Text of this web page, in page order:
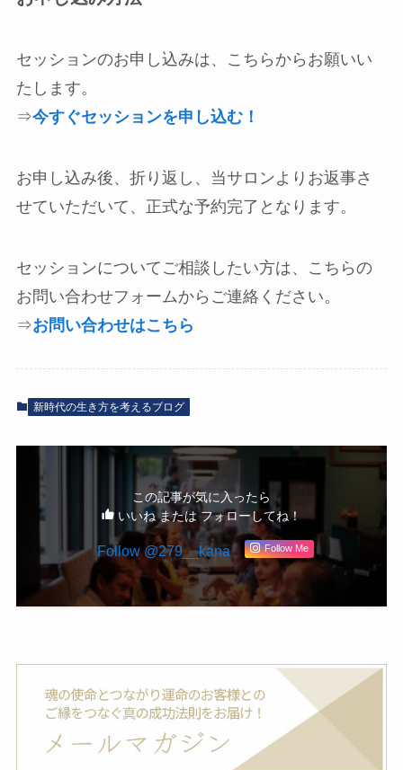
セッションのお申し込みは、こちらからお願いい
たします。
⇒今すぐセッションを申し込む！
お申し込み後、折り返し、当サロンよりお返事さ
せていただいて、正式な予約完了となります。
セッションについてご相談したい方は、こちらの
お問い合わせフォームからご連絡ください。
⇒お問い合わせはこちら
新時代の生き方を考えるブログ
この記事が気に入ったら
いいね または フォローしてね！
Follow @279__kana Follow Me